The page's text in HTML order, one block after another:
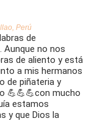
Perú
de
Aunque no nos
de aliento y está
a mis hermanos
de piñateria y
💪💪💪con mucho
estamos
y que Dios la